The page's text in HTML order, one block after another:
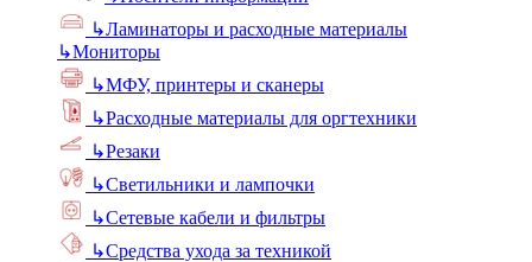
↳Ламинаторы и расходные материалы
↳Мониторы
↳МФУ, принтеры и сканеры
↳Расходные материалы для оргтехники
↳Резаки
↳Светильники и лампочки
↳Сетевые кабели и фильтры
↳Средства ухода за техникой